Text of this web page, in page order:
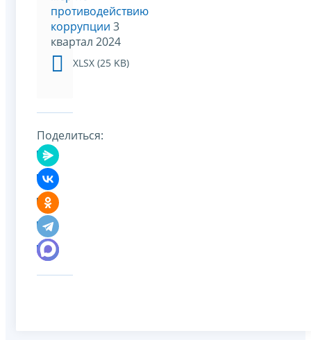
противодействию
коррупции 3
квартал 2024
XLSX (25 KB)
Поделиться: